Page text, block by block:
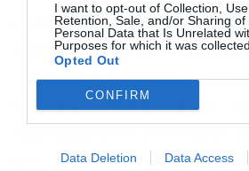
I want to opt-out of Collection, Use,
Retention, Sale, and/or Sharing of
Personal Data that Is Unrelated
Purposes for which it was collected.
Opted Out
CONFIRM
Data Deletion Data Access
υδάτων, αφαλατώσεις κτλ.)
σύστημα υδραυλικής
εκείνο της ηλεκτρικής
την κατάλληλη κατεύθυνση,
γίνει μέσα από τον Οργανισμό